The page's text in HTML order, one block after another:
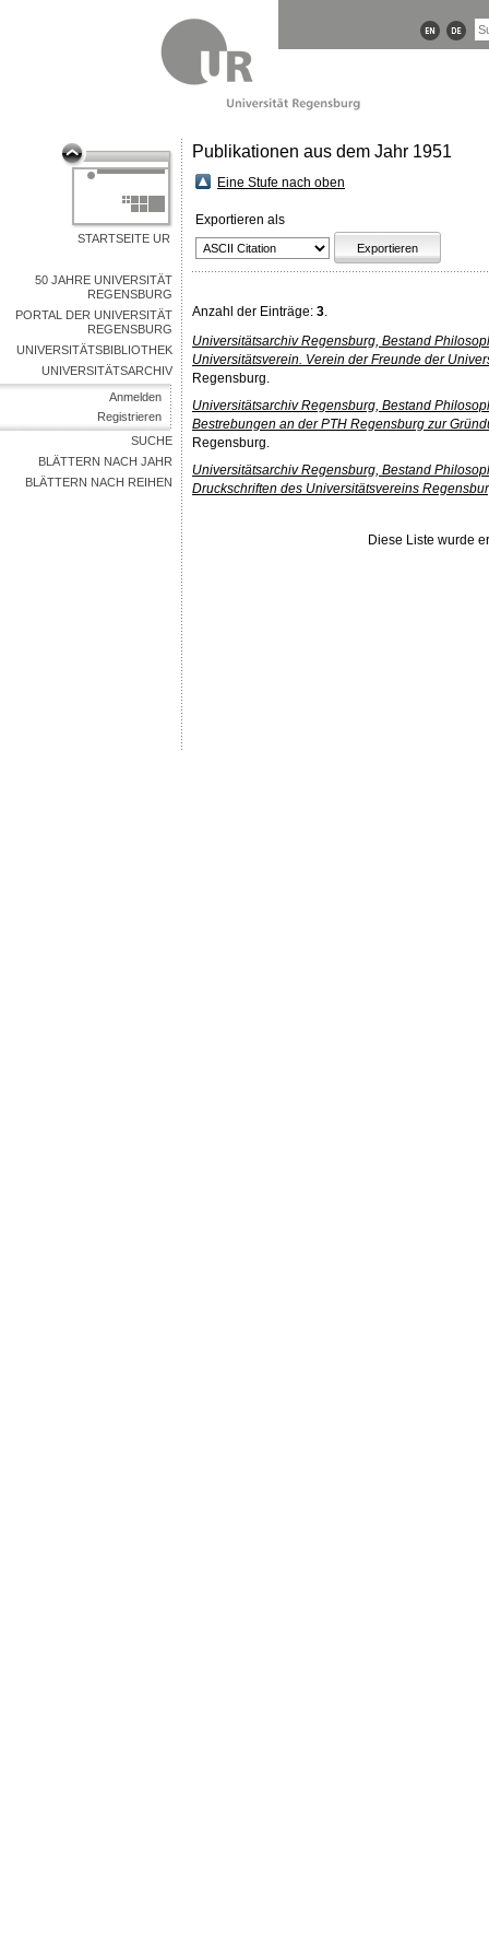
STARTSEITE UR
50 JAHRE UNIVERSITÄT
REGENSBURG
PORTAL DER UNIVERSITÄT
REGENSBURG
UNIVERSITÄTSBIBLIOTHEK
UNIVERSITÄTSARCHIV
Anmelden
Registrieren
SUCHE
BLÄTTERN NACH JAHR
BLÄTTERN NACH REIHEN
Publikationen aus dem Jahr 1951
Eine Stufe nach oben
Exportieren als
Anzahl der Einträge: 3.
Universitätsarchiv Regensburg, Bestand
Universitätsverein. Verein der Freunde der
Regensburg.
Universitätsarchiv Regensburg, Bestand
Bestrebungen an der PTH Regensburg zur
Regensburg.
Universitätsarchiv Regensburg, Bestand
Druckschriften des Universitätsvereins
Diese Liste wurde